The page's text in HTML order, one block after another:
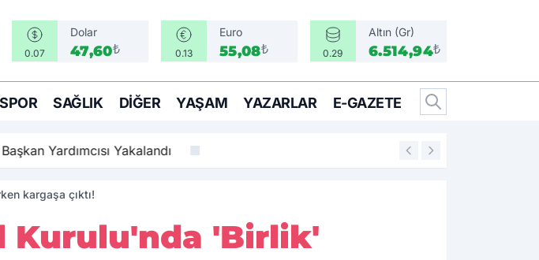
0.07
Dolar
47,60₺ 0.13
Euro
55,08₺ 0.29
Altın (Gr)
6.514,94₺
SPOR SAĞLIK DIĞER YAŞAM YAZARLAR E-GAZETE
Yardımcısı Yakalandı 17:58
kargaşa çıktı!
Kurulu'nda 'Birlik'